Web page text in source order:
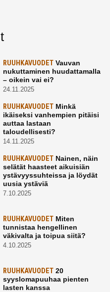
RUUHKAVUODETVauvan
nukuttaminen huudattamalla
– oikein vai ei?
24.11.2025
RUUHKAVUODETMinkä
ikäiseksi vanhempien pitäisi
auttaa lastaan
taloudellisesti?
14.11.2025
RUUHKAVUODETNainen, näin
selätät haasteet aikuisiän
ystävyyssuhteissa ja löydät
uusia ystäviä
7.10.2025
RUUHKAVUODETMiten
tunnistaa hengellinen
väkivalta ja toipua siitä?
4.10.2025
RUUHKAVUODET20
syyslomapuuhaa pienten
lasten kanssa